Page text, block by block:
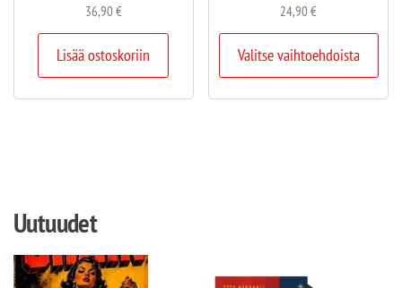
36,90€
Lisää ostoskoriin
24,90€
Valitse vaihtoehdoista
Uutuudet